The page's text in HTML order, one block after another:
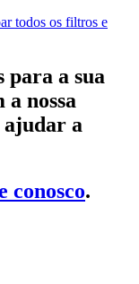
todos os filtros e
para a sua
nossa
ajudar a
conosco.